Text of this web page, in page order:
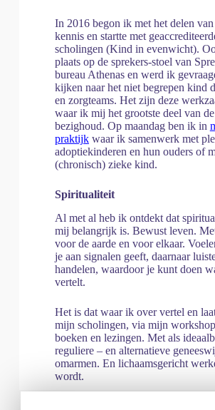
In 2016 begon ik met het delen
kennis en startte met
scholingen (Kind in evenwicht).
plaats op de sprekers-stoel van
bureau Athenas en werd ik
kijken naar het niet begrepen kind
en zorgteams. Het zijn deze
waar ik mij het grootste deel van
bezighoud. Op maandag ben ik in
praktijkwaar ik samenwerk met
adoptiekinderen en hun ouders of
(chronisch) zieke kind.
Spiritualiteit
Al met al heb ik ontdekt dat
mij belangrijk is. Bewust leven.
voor de aarde en voor elkaar.
je aan signalen geeft, daarnaar
handelen, waardoor je kunt doen
vertelt.
Het is dat waar ik over vertel en
mijn scholingen, via mijn
boeken en lezingen. Met als
reguliere – en alternatieve
omarmen. En lichaamsgericht
wordt.